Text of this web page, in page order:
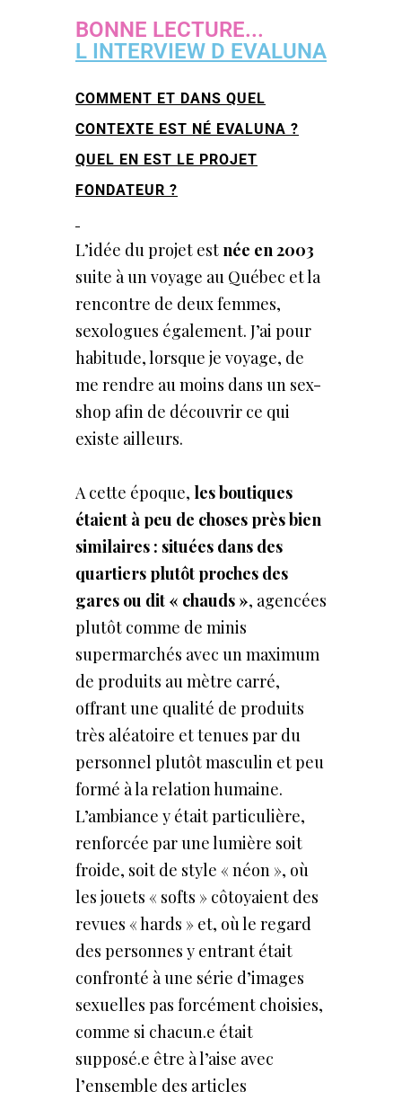
BONNE LECTURE...
L INTERVIEW D EVALUNA
COMMENT ET DANS QUEL
CONTEXTE EST NÉ EVALUNA ?
QUEL EN EST LE PROJET
FONDATEUR ?
L’idée du projet est née en 2003
suite à un voyage au Québec et la
rencontre de deux femmes,
sexologues également. J’ai pour
habitude, lorsque je voyage, de
me rendre au moins dans un sex-
shop afin de découvrir ce qui
existe ailleurs.
A cette époque, les boutiques
étaient à peu de choses près bien
similaires : situées dans des
quartiers plutôt proches des
gares ou dit « chauds », agencées
plutôt comme de minis
supermarchés avec un maximum
de produits au mètre carré,
offrant une qualité de produits
très aléatoire et tenues par du
personnel plutôt masculin et peu
formé à la relation humaine.
L’ambiance y était particulière,
renforcée par une lumière soit
froide, soit de style « néon », où
les jouets « softs » côtoyaient des
revues « hards » et, où le regard
des personnes y entrant était
confronté à une série d’images
sexuelles pas forcément choisies,
comme si chacun.e était
supposé.e être à l’aise avec
l’ensemble des articles